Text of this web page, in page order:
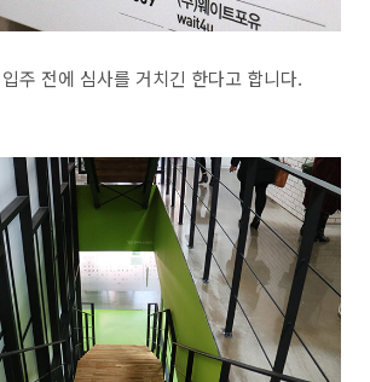
주 전에 심사를 거치긴 한다고 합니다.